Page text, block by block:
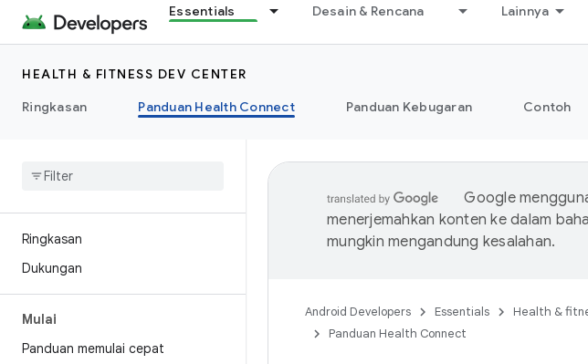
Essentials Desain & Rencana Lainnya
HEALTH & FITNESS DEV CENTER
Ringkasan
Panduan Health Connect Panduan Kebugaran Contoh
Ringkasan
Dukungan
Mulai
Panduan memulai cepat
Google
menerjemahkan konten ke dalam
mungkin mengandung kesalahan.
Android Developers Essentials
Health &
Panduan Health Connect